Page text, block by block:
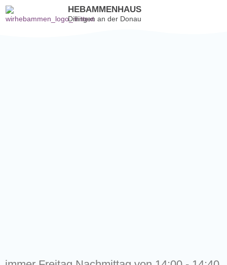
HEBAMMENHAUS
Dillingen an der Donau